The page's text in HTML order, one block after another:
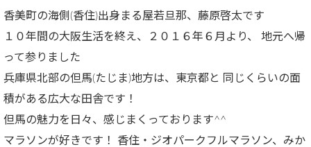
香美町の海側(香住)出身まる屋若旦那、藤原啓太です
１０年間の大阪生活を終え、２０１６年６月より、 地元へ帰
って参りました
兵庫県北部の但馬(たじま)地方は、東京都と 同じくらいの面
積がある広大な田舎です！
但馬の魅力を日々、感じまくっております^^
マラソンが好きです！ 香住・ジオパークフルマラソン、みか